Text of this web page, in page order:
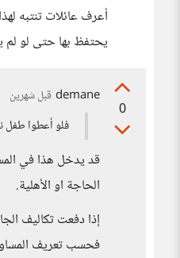
أعرف عائلات تنتبه
يحتفظ بها حتى لو لم
0
demane قبل شهرين
فلو أعطوا طفل
قد يدخل هذا في
الحاجة او الأهلية.
إذا دفعت تكاليف
فحسب تعريف